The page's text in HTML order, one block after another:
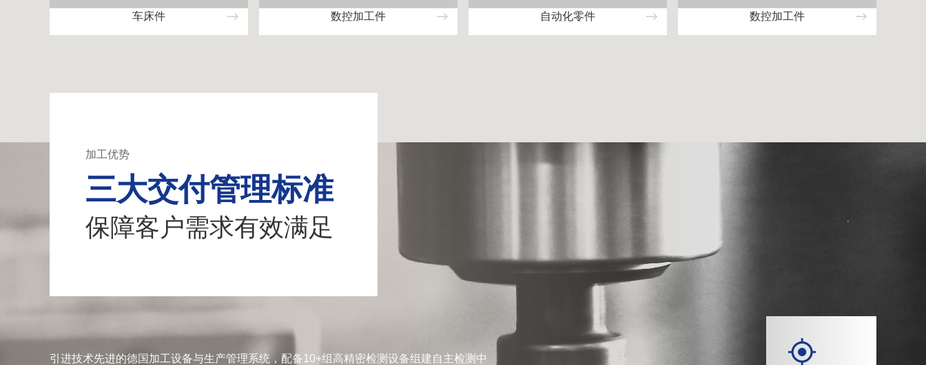
车床件 数控加工件 自动化零件 数控加工件
加工优势
三大交付管理标准
保障客户需求有效满足
引进技术先进的德国加工设备与生产管理系统，配备10+组高精密检测设备组建自主检测中